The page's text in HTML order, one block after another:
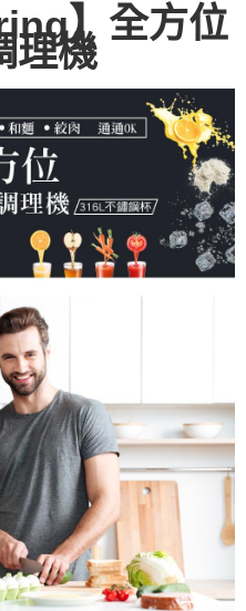
】全方位
理機